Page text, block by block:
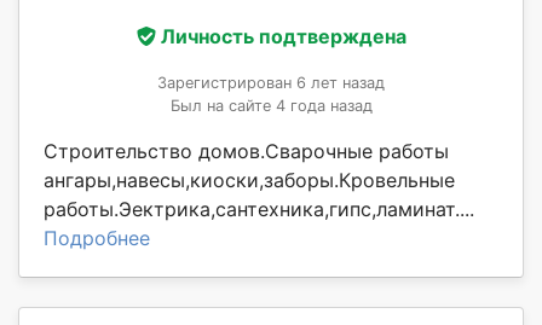
Личность подтверждена
Зарегистрирован 6 лет назад
Был на сайте 4 года назад
Строительство домов.Сварочные работы
ангары,навесы,киоски,заборы.Кровельные
работы.Эектрика,сантехника,гипс,ламинат....
Подробнее